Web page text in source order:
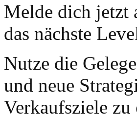
Melde dich jetzt
das nächste
Nutze die
und neue
Verkaufsziele zu